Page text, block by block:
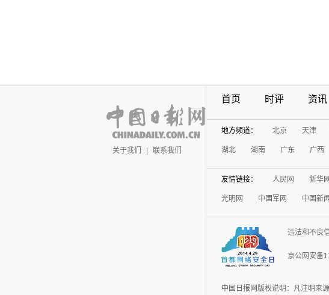
关于我们 联系我们
首页 时评 资讯
地方频道： 北京 天津
湖北 湖南 广东 广西
友情链接： 人民网 新华网
光明网 中国军网 中国新
违法和不良
京公网安备
中国日报网版权说明：凡注明来